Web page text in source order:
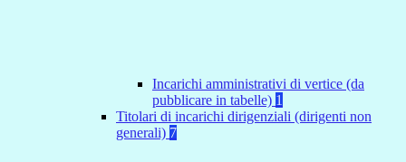
Incarichi amministrativi di vertice (da
pubblicare in tabelle) 1
Titolari di incarichi dirigenziali (dirigenti non
generali) 7